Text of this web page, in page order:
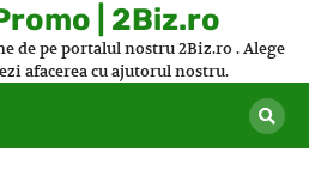
| 2Biz.ro
de pe portalul nostru 2Biz.ro . Alege
afacerea cu ajutorul nostru.